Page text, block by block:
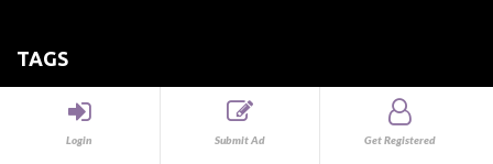
Login Submit Ad Get Registered
TAGS
5F-ADB Adderall